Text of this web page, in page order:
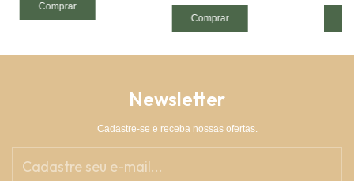
Comprar
Comprar
Newsletter
Cadastre-se e receba nossas ofertas.